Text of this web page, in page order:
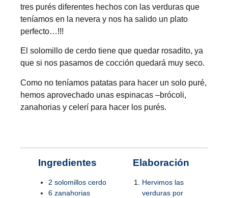
tres purés diferentes hechos con las verduras que
teníamos en la nevera y nos ha salido un plato
perfecto…!!!
El solomillo de cerdo tiene que quedar rosadito, ya
que si nos pasamos de cocción quedará muy seco.
Como no teníamos patatas para hacer un solo puré,
hemos aprovechado unas espinacas –brócoli,
zanahorias y celerí para hacer los purés.
Ingredientes
2 solomillos cerdo
6 zanahorias
Elaboración
Hervimos las
verduras por